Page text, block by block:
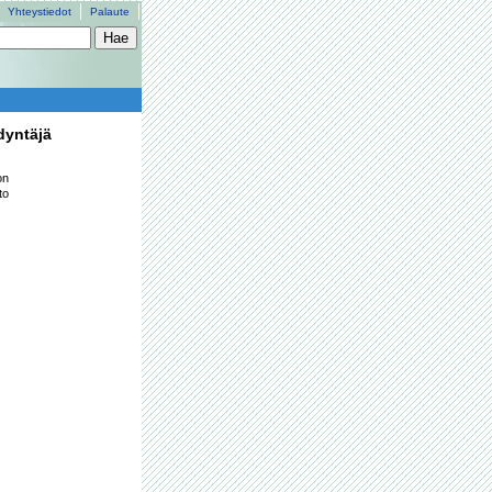
Yhteystiedot Palaute